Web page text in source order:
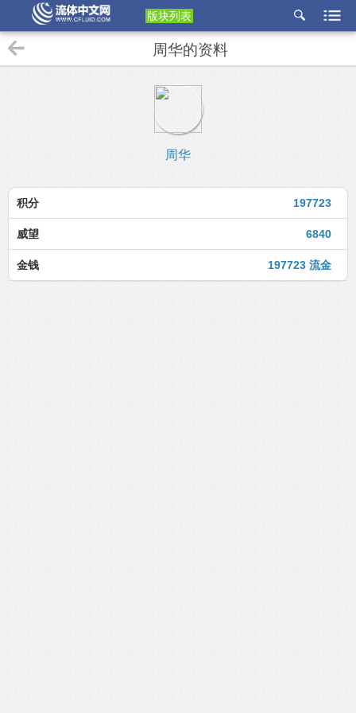
版块列表
etu
周华的资料
周华
197723
积分
6840
威望
197723 流金
金钱